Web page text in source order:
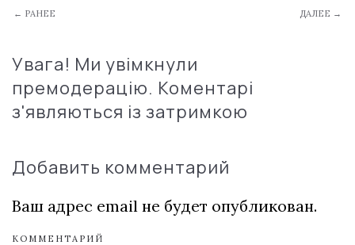
← РАНЕЕ ДАЛЕЕ →
Увага! Ми увімкнули
премодерацію. Коментарі
з'являються із затримкою
Добавить комментарий
Ваш адрес email не будет опубликован.
КОММЕНТАРИЙ